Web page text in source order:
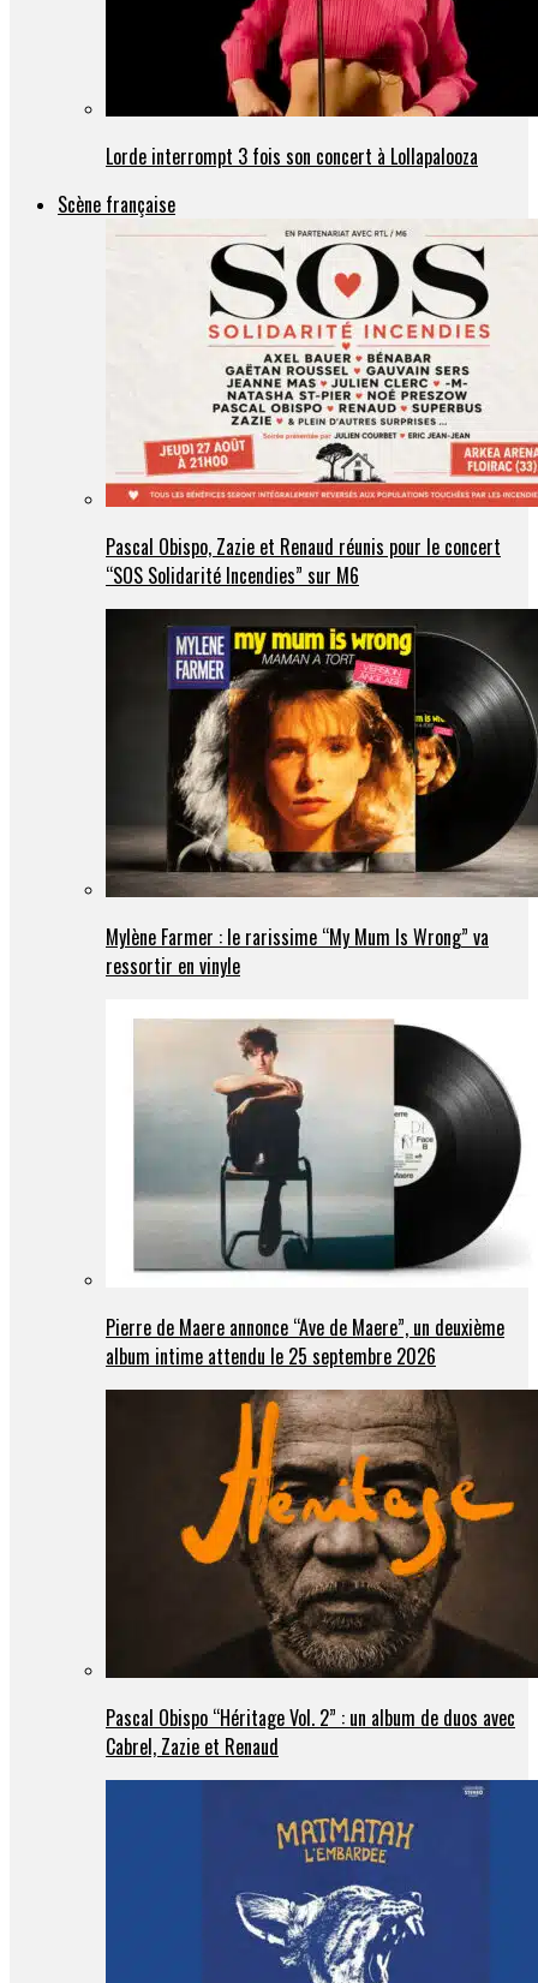
Lorde interrompt 3 fois son concert à Lollapalooza
Scène française
Pascal Obispo, Zazie et Renaud réunis pour le concert
“SOS Solidarité Incendies” sur M6
Mylène Farmer : le rarissime “My Mum Is Wrong” va
ressortir en vinyle
Pierre de Maere annonce “Ave de Maere”, un deuxième
album intime attendu le 25 septembre 2026
Pascal Obispo “Héritage Vol. 2” : un album de duos avec
Cabrel, Zazie et Renaud